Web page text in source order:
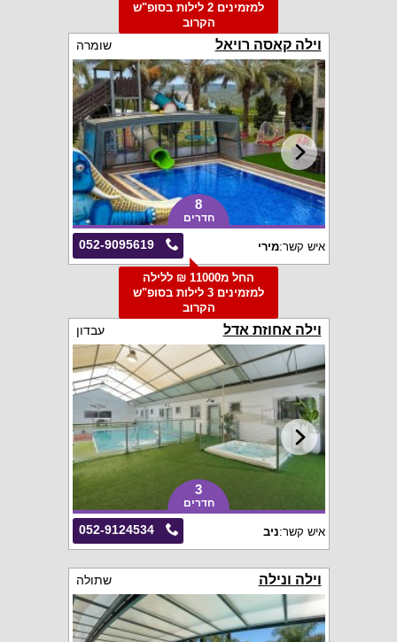
למזמינים 2 לילות בסופ"ש
הקרוב
וילה קאסה רויאל שומרה
8
חדרים
052-9095619 איש קשר:מירי
החל מ11000 ₪ ללילה
למזמינים 3 לילות בסופ"ש
הקרוב
וילה אחוזת אדל עבדון
3
חדרים
052-9124534 איש קשר:ניב
וילה ונילה שתולה